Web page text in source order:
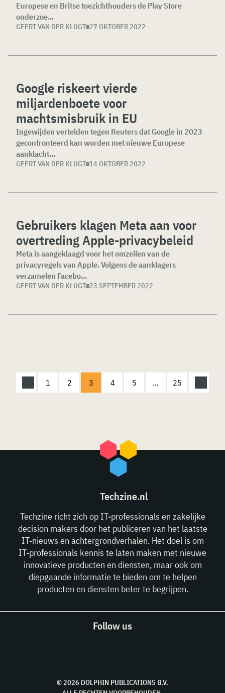
Europese en Britse toezichthouders de Play Store
onderzoe...
GEERT VAN DER KLUGT 27 OKTOBER 2022
Google riskeert vierde
miljardenboete voor
machtsmisbruik in EU
Ingewijden vertelden tegen Reuters dat Google in 2023
geconfronteerd kan worden met nieuwe Europese
aanklacht...
GEERT VAN DER KLUGT 14 OKTOBER 2022
Gebruikers klagen Meta aan voor
overtreding Apple-privacybeleid
Meta is aangeklaagd voor het omzeilen van de
privacyregels van Apple. Volgens de aanklagers
verzamelen Facebo...
GEERT VAN DER KLUGT 23 SEPTEMBER 2022
1 2 3 4 5 … 25
Techzine.nl
Techzine richt zich op IT-professionals en zakelijke
decision makers door het publiceren van het laatste
IT-nieuws en achtergrondverhalen. Het doel is om
IT-professionals kennis te laten maken met nieuwe
innovatieve producten en diensten, maar ook om
diepgaande informatie te bieden om te helpen
producten en diensten beter te begrijpen.
Follow us
© 2026 DOLPHIN PUBLICATIONS B.V.